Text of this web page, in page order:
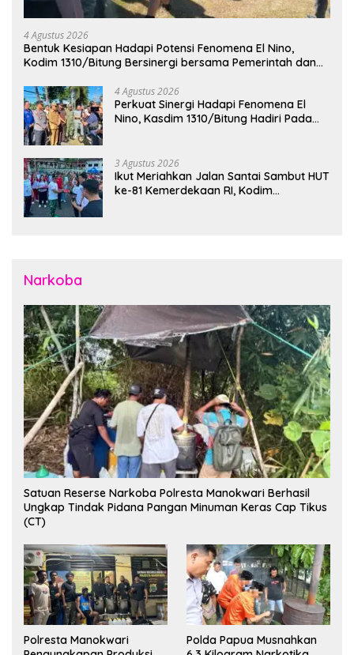
4 Agustus 2026
Bentuk Kesiapan Hadapi Potensi Fenomena El Nino,
Kodim 1310/Bitung Bersinergi bersama Pemerintah dan
Bencana
4 Agustus 2026
Perkuat Sinergi Hadapi Fenomena El
Nino, Kasdim 1310/Bitung Hadiri Pada
3 Agustus 2026
Ikut Meriahkan Jalan Santai Sambut HUT
ke-81 Kemerdekaan RI, Kodim
Narkoba
Satuan Reserse Narkoba Polresta Manokwari Berhasil
Ungkap Tindak Pidana Pangan Minuman Keras Cap Tikus
(CT)
Polresta Manokwari
Polda Papua Musnahkan